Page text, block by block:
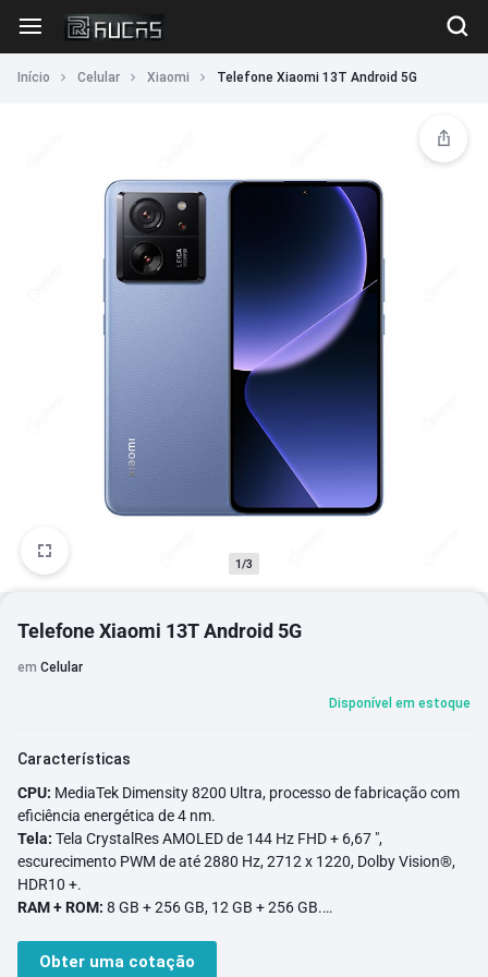
Início Celular Xiaomi Telefone Xiaomi 13T Android 5G
1/3
Telefone Xiaomi 13T Android 5G
em Celular
Disponível em estoque
Características
CPU: MediaTek Dimensity 8200 Ultra, processo de fabricação com
eficiência energética de 4 nm.
Tela: Tela CrystalRes AMOLED de 144 Hz FHD + 6,67 ",
escurecimento PWM de até 2880 Hz, 2712 x 1220, Dolby Vision®,
HDR10 +.
RAM + ROM: 8 GB + 256 GB, 12 GB + 256 GB.
20MP.Obter uma cotação